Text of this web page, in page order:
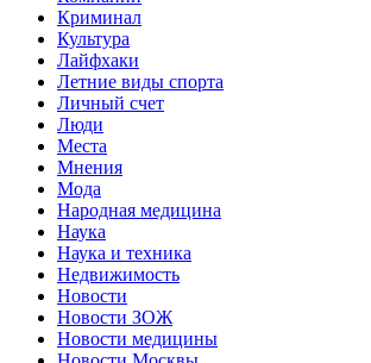
Криминал
Культура
Лайфхаки
Летние виды спорта
Личный счет
Люди
Места
Мнения
Мода
Народная медицина
Наука
Наука и техника
Недвижимость
Новости
Новости ЗОЖ
Новости медицины